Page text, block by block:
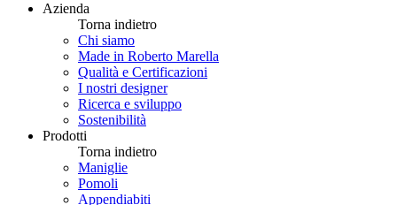
Azienda
Torna indietro
Chi siamo
Made in Roberto Marella
Qualità e Certificazioni
I nostri designer
Ricerca e sviluppo
Sostenibilità
Prodotti
Torna indietro
Maniglie
Pomoli
Appendiabiti